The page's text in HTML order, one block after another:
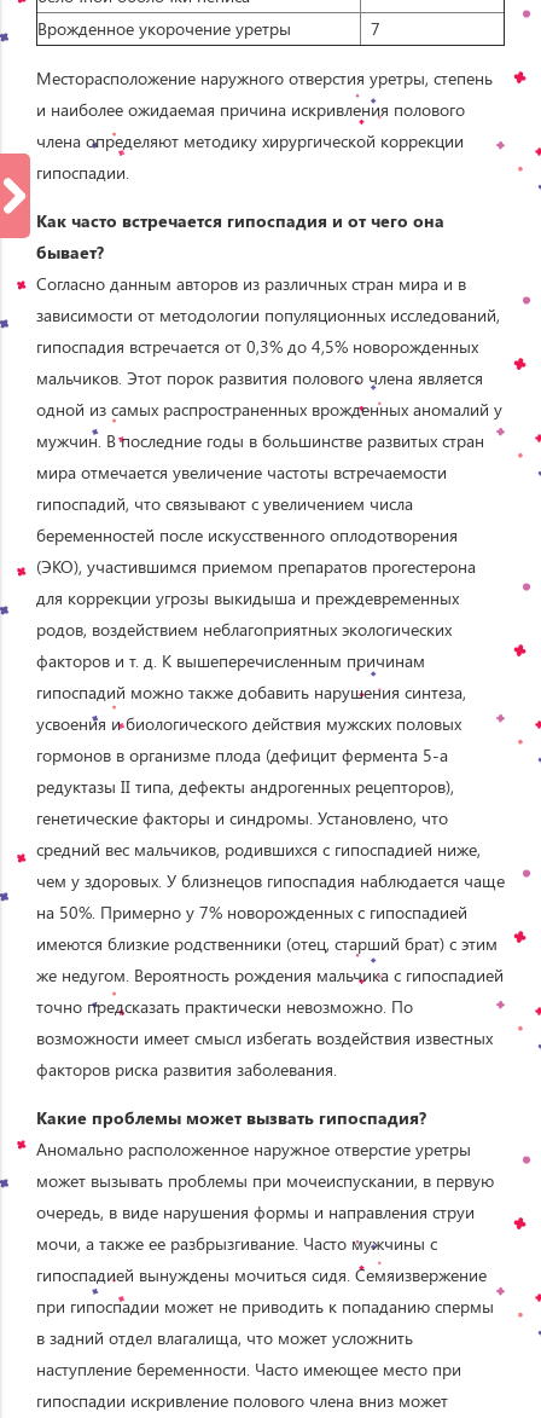
Врожденное укорочение уретры
7
Месторасположение наружного отверстия уретры, степень
и наиболее ожидаемая причина искривления полового
члена определяют методику хирургической коррекции
гипоспадии.
Как часто встречается гипоспадия и от чего она
бывает?
Согласно данным авторов из различных стран мира и в
зависимости от методологии популяционных исследований,
гипоспадия встречается от 0,3% до 4,5% новорожденных
мальчиков. Этот порок развития полового члена является
одной из самых распространенных врожденных аномалий у
мужчин. В последние годы в большинстве развитых стран
мира отмечается увеличение частоты встречаемости
гипоспадий, что связывают с увеличением числа
беременностей после искусственного оплодотворения
(ЭКО), участившимся приемом препаратов прогестерона
для коррекции угрозы выкидыша и преждевременных
родов, воздействием неблагоприятных экологических
факторов и т. д. К вышеперечисленным причинам
гипоспадий можно также добавить нарушения синтеза,
усвоения и биологического действия мужских половых
гормонов в организме плода (дефицит фермента 5-a
редуктазы II типа, дефекты андрогенных рецепторов),
генетические факторы и синдромы. Установлено, что
средний вес мальчиков, родившихся с гипоспадией ниже,
чем у здоровых. У близнецов гипоспадия наблюдается чаще
на 50%. Примерно у 7% новорожденных с гипоспадией
имеются близкие родственники (отец, старший брат) с этим
же недугом. Вероятность рождения мальчика с гипоспадией
точно предсказать практически невозможно. По
возможности имеет смысл избегать воздействия известных
факторов риска развития заболевания.
Какие проблемы может вызвать гипоспадия?
Аномально расположенное наружное отверстие уретры
может вызывать проблемы при мочеиспускании, в первую
очередь, в виде нарушения формы и направления струи
мочи, а также ее разбрызгивание. Часто мужчины с
гипоспадией вынуждены мочиться сидя. Семяизвержение
при гипоспадии может не приводить к попаданию спермы
в задний отдел влагалища, что может усложнить
наступление беременности. Часто имеющее место при
гипоспадии искривление полового члена вниз может